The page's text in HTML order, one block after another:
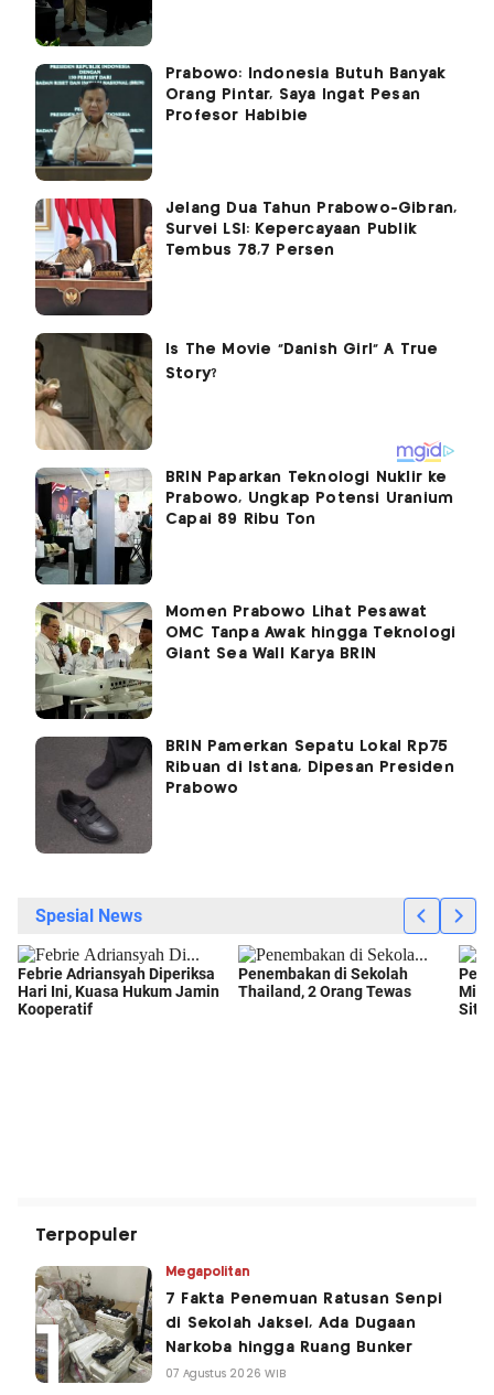
Prabowo: Indonesia Butuh Banyak
Orang Pintar, Saya Ingat Pesan
Profesor Habibie
Jelang Dua Tahun Prabowo-Gibran,
Survei LSI: Kepercayaan Publik
Tembus 78,7 Persen
BRIN Paparkan Teknologi Nuklir ke
Prabowo, Ungkap Potensi Uranium
Capai 89 Ribu Ton
Momen Prabowo Lihat Pesawat
OMC Tanpa Awak hingga Teknologi
Giant Sea Wall Karya BRIN
BRIN Pamerkan Sepatu Lokal Rp75
Ribuan di Istana, Dipesan Presiden
Prabowo
Terpopuler
Megapolitan
7 Fakta Penemuan Ratusan Senpi
di Sekolah Jaksel, Ada Dugaan
Narkoba hingga Ruang Bunker
07 Agustus 2026 WIB